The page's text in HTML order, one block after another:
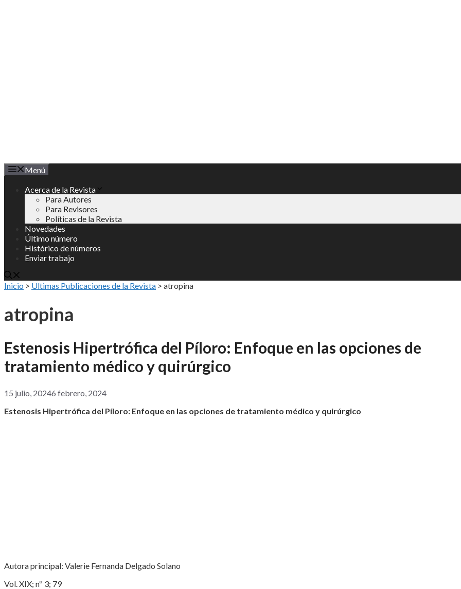
Menú
Acerca de la Revista
Para Autores
Para Revisores
Políticas de la Revista
Novedades
Último número
Histórico de números
Enviar trabajo
Inicio > Ultimas Publicaciones de la Revista > atropina
atropina
Estenosis Hipertrófica del Píloro: Enfoque en las opciones de
tratamiento médico y quirúrgico
15 julio, 20246 febrero, 2024
Estenosis Hipertrófica del Píloro: Enfoque en las opciones de tratamiento médico y quirúrgico
Autora principal: Valerie Fernanda Delgado Solano
Vol. XIX; nº 3; 79